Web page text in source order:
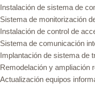
Instalación de sistema de
Sistema de monitorización
Instalación de control de
Sistema de comunicación
Implantación de sistema de
Remodelación y ampliación
Actualización equipos